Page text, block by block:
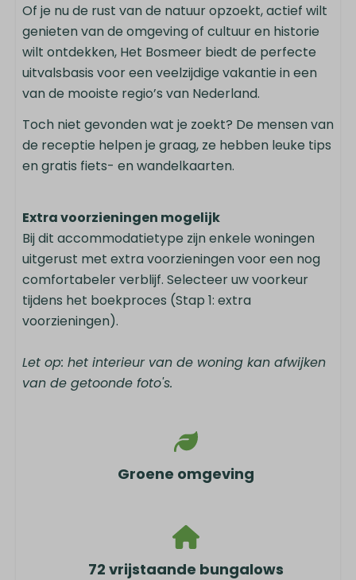
Of je nu de rust van de natuur opzoekt, actief wilt
genieten van de omgeving of cultuur en historie
wilt ontdekken, Het Bosmeer biedt de perfecte
uitvalsbasis voor een veelzijdige vakantie in een
van de mooiste regio’s van Nederland.
Toch niet gevonden wat je zoekt? De mensen van
de receptie helpen je graag, ze hebben leuke tips
en gratis fiets- en wandelkaarten.
Extra voorzieningen mogelijk
Bij dit accommodatietype zijn enkele woningen
uitgerust met extra voorzieningen voor een nog
comfortabeler verblijf. Selecteer uw voorkeur
tijdens het boekproces (Stap 1: extra
voorzieningen).
Let op: het interieur van de woning kan afwijken
van de getoonde foto's.
Groene omgeving
72 vrijstaande bungalows